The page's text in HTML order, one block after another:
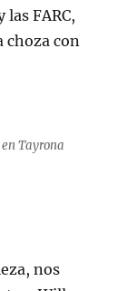
FARC,
choza con
Tayrona
nos